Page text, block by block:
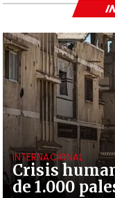
Crisis
de 1.000
INTERNACIONAL